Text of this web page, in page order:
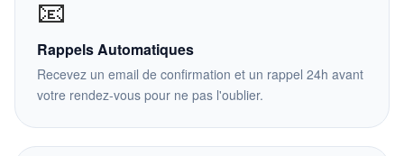
📧
Rappels Automatiques
Recevez un email de confirmation et un rappel 24h avant
votre rendez-vous pour ne pas l'oublier.